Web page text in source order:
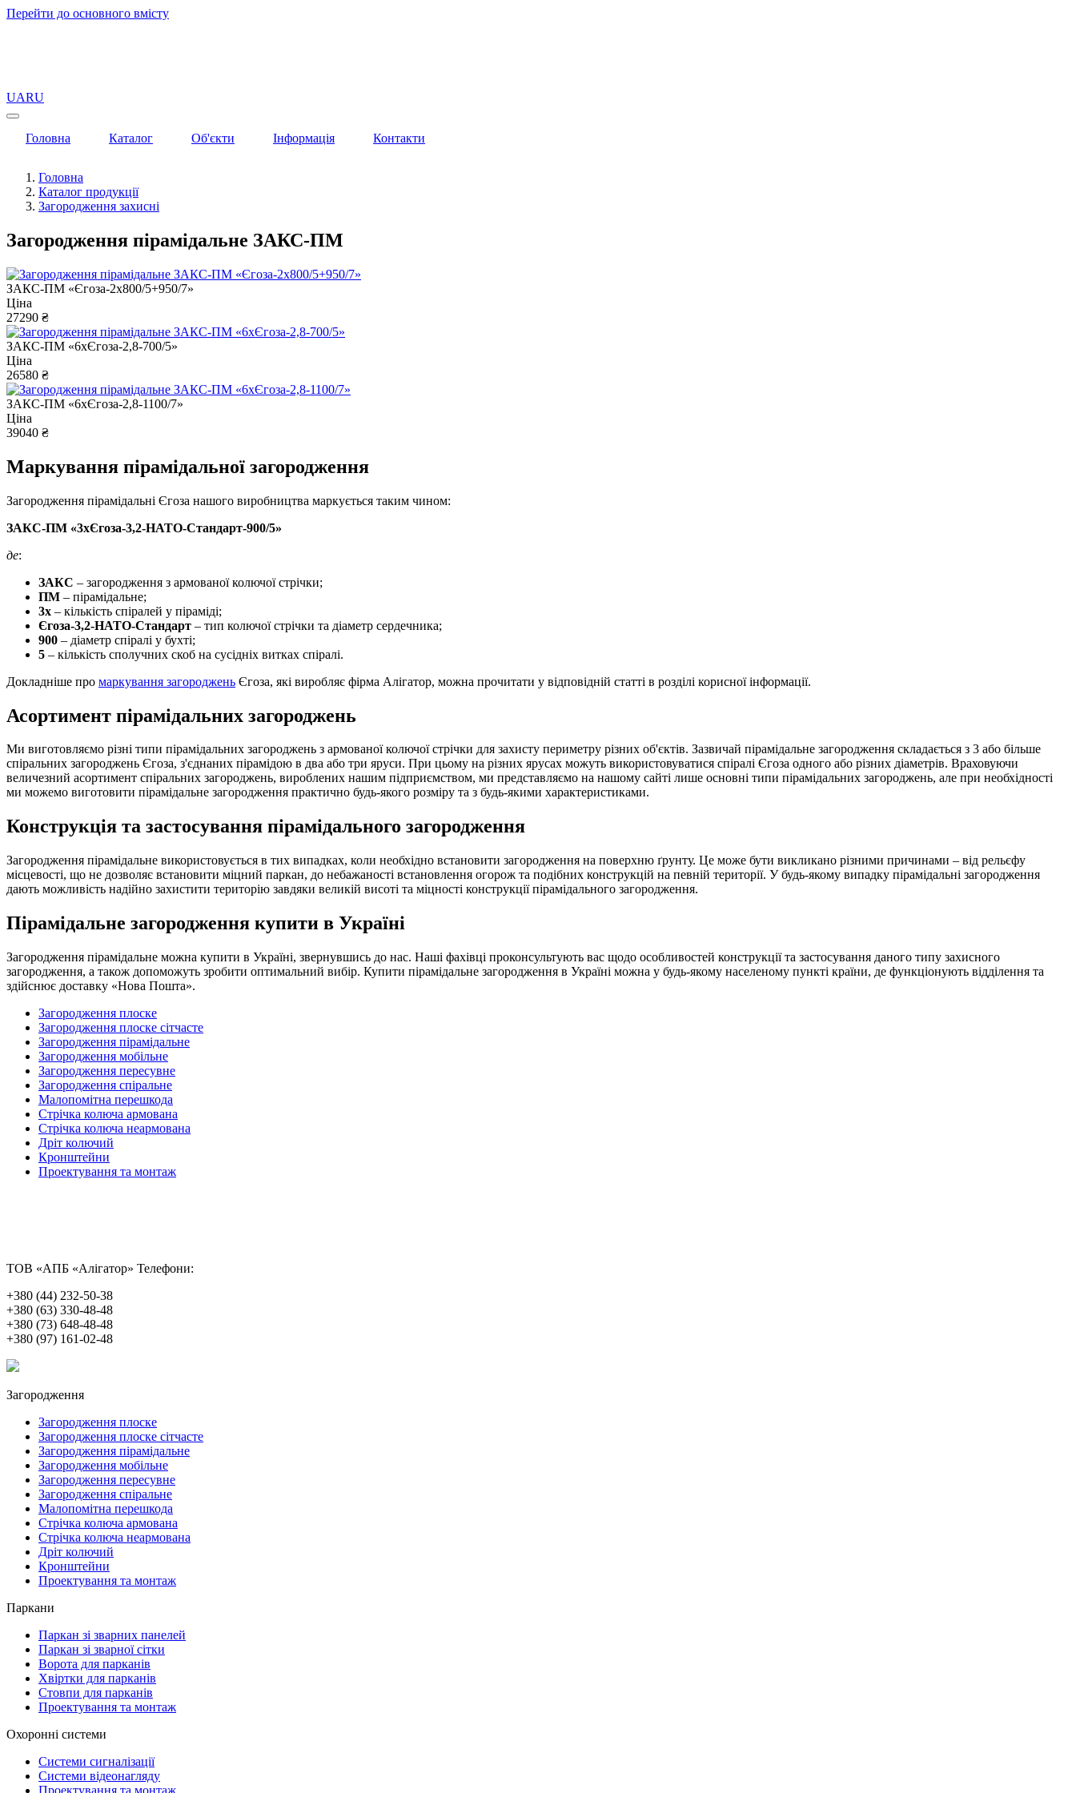
Перейти до основного вмісту
UARU
Головна Каталог Об'єкти Інформація Контакти
Головна
Каталог продукції
Загородження захисні
Загородження пірамідальне ЗАКС-ПМ
ЗАКС-ПМ «Єгоза-2x800/5+950/7»
Ціна
27290 ₴
ЗАКС-ПМ «6хЄгоза-2,8-700/5»
Ціна
26580 ₴
ЗАКС-ПМ «6хЄгоза-2,8-1100/7»
Ціна
39040 ₴
Маркування пірамідальної загородження
Загородження пірамідальні Єгоза нашого виробництва маркується таким чином:
ЗАКС-ПМ «3хЄгоза-3,2-НАТО-Стандарт-900/5»
де:
ЗАКС – загородження з армованої колючої стрічки;
ПМ – пірамідальне;
3х – кількість спіралей у піраміді;
Єгоза-3,2-НАТО-Стандарт – тип колючої стрічки та діаметр сердечника;
900 – діаметр спіралі у бухті;
5 – кількість сполучних скоб на сусідніх витках спіралі.
Докладніше про маркування загороджень Єгоза, які виробляє фірма Алігатор, можна прочитати у відповідній статті в розділі корисної інформації.
Асортимент пірамідальних загороджень
Ми виготовляємо різні типи пірамідальних загороджень з армованої колючої стрічки для захисту периметру різних об'єктів. Зазвичай пірамідальне загородження складається з 3 або більше
спіральних загороджень Єгоза, з'єднаних пірамідою в два або три яруси. При цьому на різних ярусах можуть використовуватися спіралі Єгоза одного або різних діаметрів. Враховуючи
величезний асортимент спіральних загороджень, вироблених нашим підприємством, ми представляємо на нашому сайті лише основні типи пірамідальних загороджень, але при необхідності
ми можемо виготовити пірамідальне загородження практично будь-якого розміру та з будь-якими характеристиками.
Конструкція та застосування пірамідального загородження
Загородження пірамідальне використовується в тих випадках, коли необхідно встановити загородження на поверхню ґрунту. Це може бути викликано різними причинами – від рельєфу
місцевості, що не дозволяє встановити міцний паркан, до небажаності встановлення огорож та подібних конструкцій на певній території. У будь-якому випадку пірамідальні загородження
дають можливість надійно захистити територію завдяки великій висоті та міцності конструкції пірамідального загородження.
Пірамідальне загородження купити в Україні
Загородження пірамідальне можна купити в Україні, звернувшись до нас. Наші фахівці проконсультують вас щодо особливостей конструкції та застосування даного типу захисного
загородження, а також допоможуть зробити оптимальний вибір. Купити пірамідальне загородження в Україні можна у будь-якому населеному пункті країни, де функціонують відділення та
здійснює доставку «Нова Пошта».
Загородження плоске
Загородження плоске сітчасте
Загородження пірамідальне
Загородження мобільне
Загородження пересувне
Загородження спіральне
Малопомітна перешкода
Стрічка колюча армована
Стрічка колюча неармована
Дріт колючий
Кронштейни
Проектування та монтаж
ТОВ «АПБ «Алігатор» Телефони:
+380 (44) 232-50-38
+380 (63) 330-48-48
+380 (73) 648-48-48
+380 (97) 161-02-48
Загородження
Загородження плоске
Загородження плоске сітчасте
Загородження пірамідальне
Загородження мобільне
Загородження пересувне
Загородження спіральне
Малопомітна перешкода
Стрічка колюча армована
Стрічка колюча неармована
Дріт колючий
Кронштейни
Проектування та монтаж
Паркани
Паркан зі зварних панелей
Паркан зі зварної сітки
Ворота для парканів
Хвіртки для парканів
Стовпи для парканів
Проектування та монтаж
Охоронні системи
Системи сигналізації
Системи відеонагляду
Проектування та монтаж